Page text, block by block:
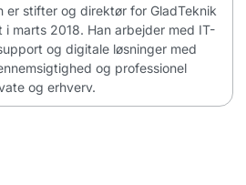
er stifter og direktør for GladTeknik
i marts 2018. Han arbejder med IT-
og digitale løsninger med
og professionel
og erhverv.